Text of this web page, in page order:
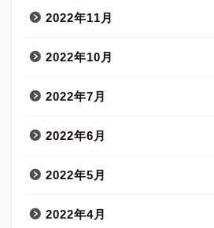
2022年11月
2022年10月
2022年7月
2022年6月
2022年5月
2022年4月